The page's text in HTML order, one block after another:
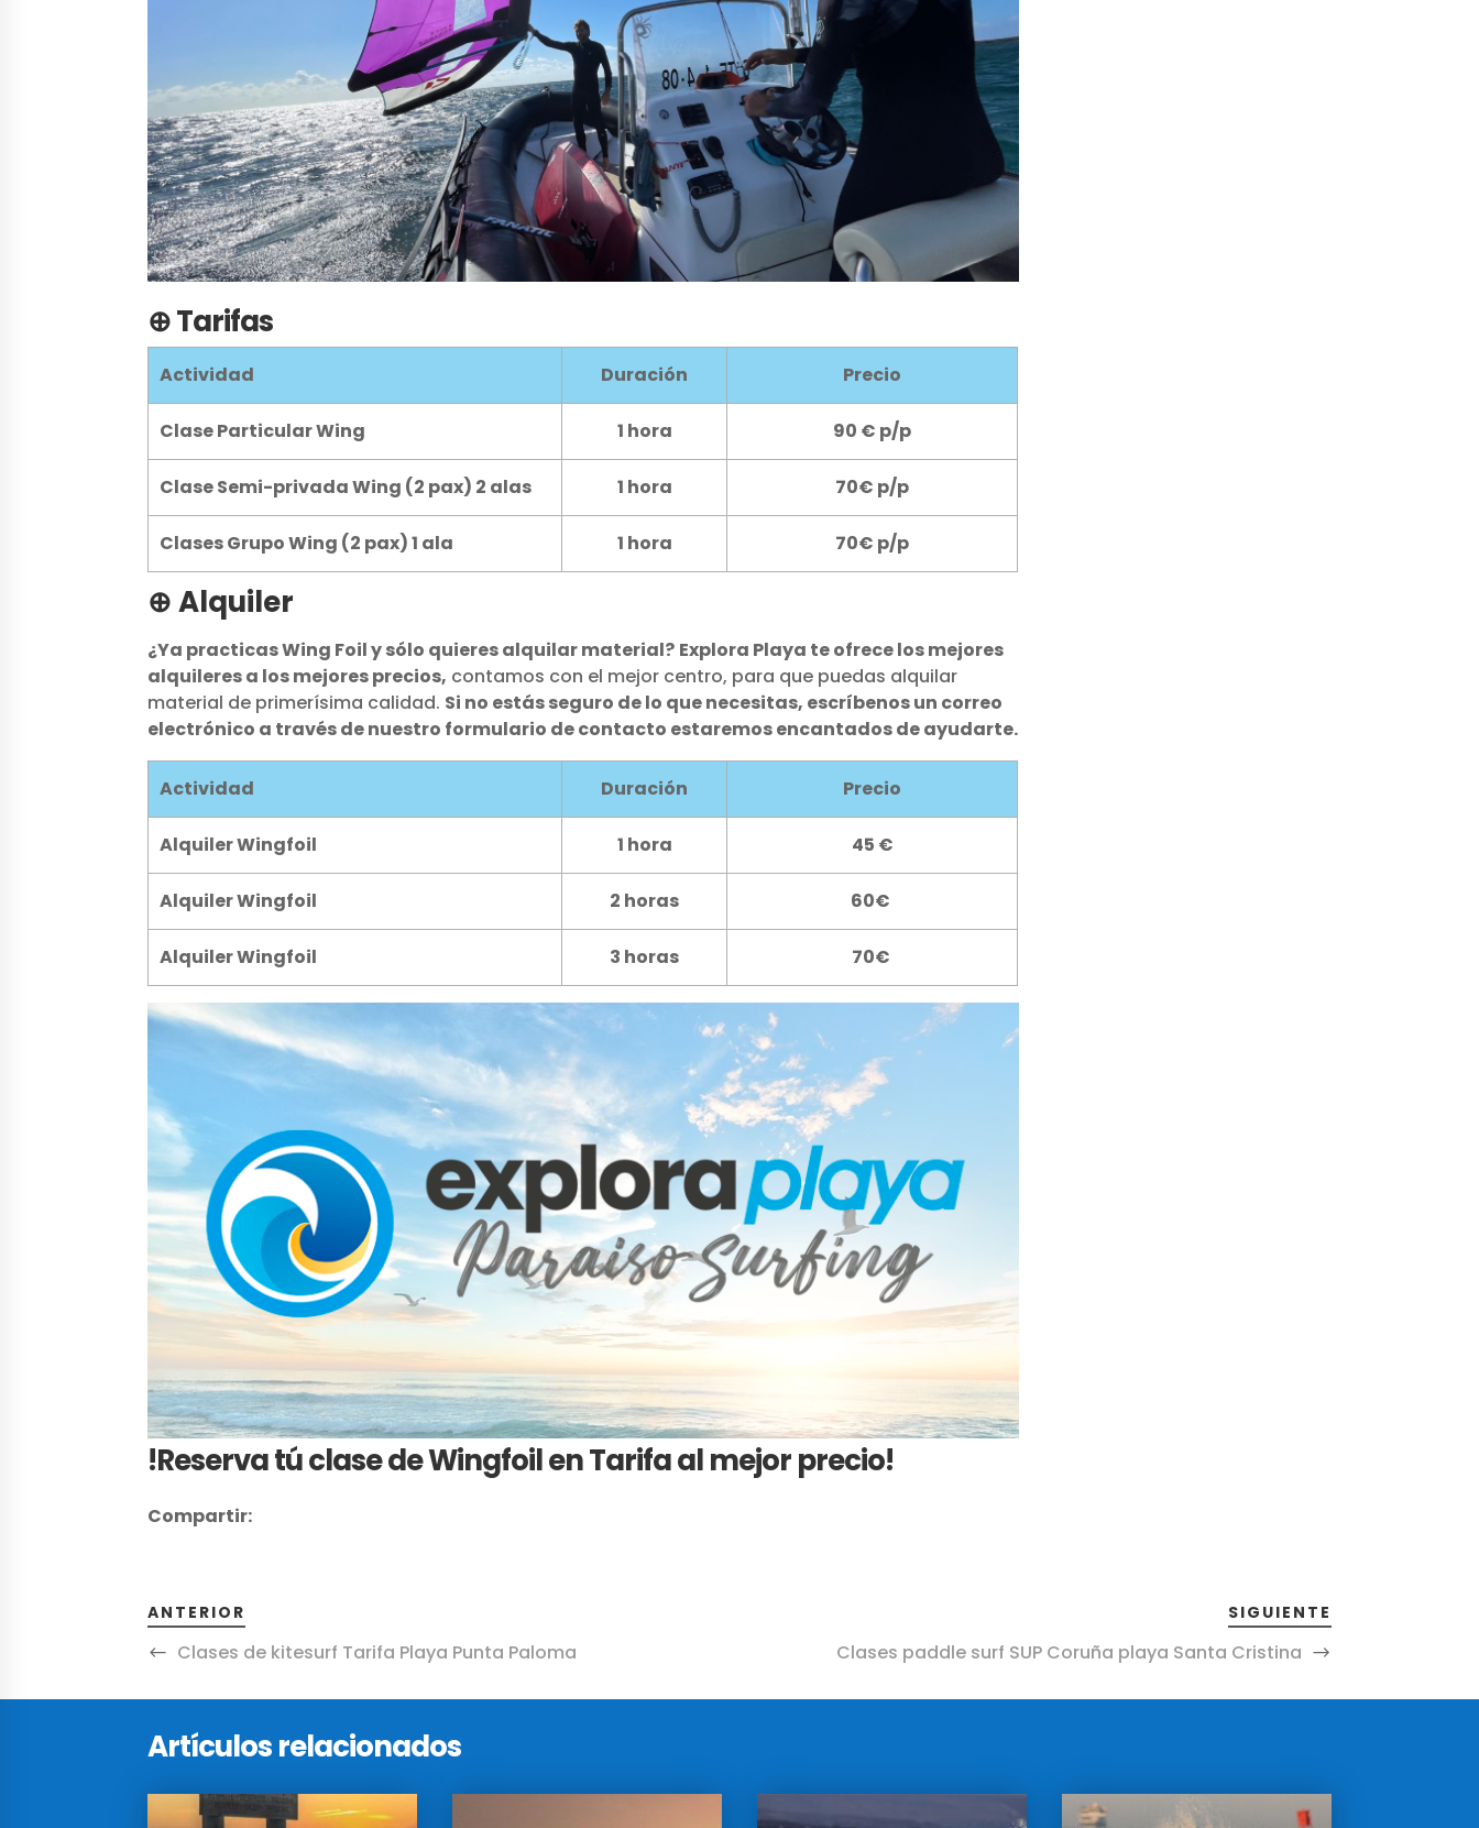
⊕ Tarifas
Actividad Duración Precio
Clase Particular Wing 1 hora 90 € p/p
Clase Semi-privada Wing (2 pax) 2 alas 1 hora 70€ p/p
Clases Grupo Wing (2 pax) 1 ala 1 hora 70€ p/p
⊕ Alquiler
¿Ya practicas Wing Foil y sólo quieres alquilar material? Explora Playa te ofrece los mejores
alquileres a los mejores precios, contamos con el mejor centro, para que puedas alquilar
material de primerísima calidad. Si no estás seguro de lo que necesitas, escríbenos un correo
electrónico a través de nuestro formulario de contacto estaremos encantados de ayudarte.
Actividad Duración Precio
Alquiler Wingfoil 1 hora 45 €
Alquiler Wingfoil 2 horas 60€
Alquiler Wingfoil 3 horas 70€
!Reserva tú clase de Wingfoil en Tarifa al mejor precio!
Compartir:
ANTERIOR
Clases de kitesurf Tarifa Playa Punta Paloma
SIGUIENTE
Clases paddle surf SUP Coruña playa Santa Cristina
Artículos relacionados